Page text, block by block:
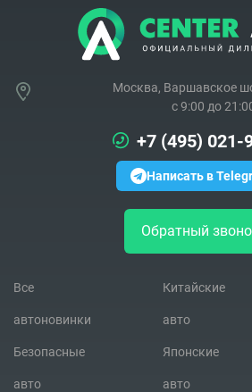
Москва, Варшавское
c 9:00 до
+7 (495) 021-
Написать в
Обратный
Все
автоновинки
Безопасные
авто
Китайские
авто
Японские
авто